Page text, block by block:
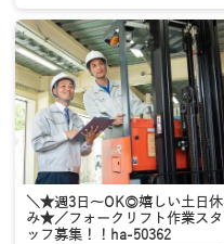
＼★週3日～OK◎嬉しい土日休
み★／フォークリフト作業スタ
ッフ募集！！ha-50362